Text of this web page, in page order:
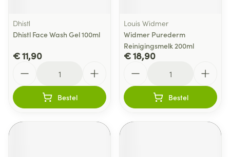
Dhistl
Dhistl Face Wash Gel 100ml
€ 11,90
Bestel
Louis Widmer
Widmer Purederm
Reinigingsmelk 200ml
€ 18,90
Bestel